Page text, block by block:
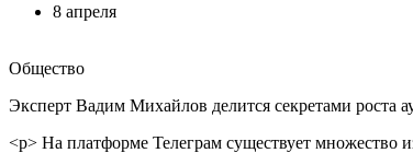
8 апреля
Общество
Эксперт Вадим Михайлов делится секретами роста
<p> На платформе Телеграм существует множество